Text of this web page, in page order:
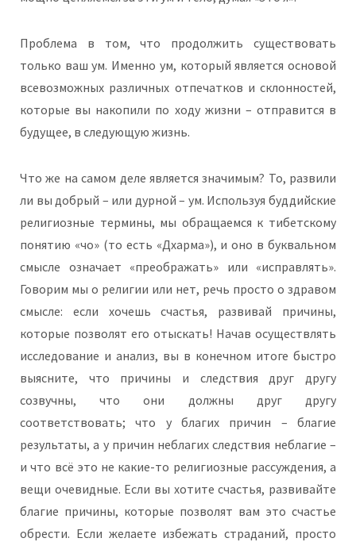
Проблема в том, что продолжить существовать
только ваш ум. Именно ум, который является основой
всевозможных различных отпечатков и склонностей,
которые вы накопили по ходу жизни – отправится в
будущее, в следующую жизнь.
Что же на самом деле является значимым? То, развили
ли вы добрый – или дурной – ум. Используя буддийские
религиозные термины, мы обращаемся к тибетскому
понятию «чо» (то есть «Дхарма»), и оно в буквальном
смысле означает «преображать» или «исправлять».
Говорим мы о религии или нет, речь просто о здравом
смысле: если хочешь счастья, развивай причины,
которые позволят его отыскать! Начав осуществлять
исследование и анализ, вы в конечном итоге быстро
выясните, что причины и следствия друг другу
созвучны, что они должны друг другу
соответствовать; что у благих причин – благие
результаты, а у причин неблагих следствия неблагие –
и что всё это не какие-то религиозные рассуждения, а
вещи очевидные. Если вы хотите счастья, развивайте
благие причины, которые позволят вам это счастье
обрести. Если желаете избежать страданий, просто